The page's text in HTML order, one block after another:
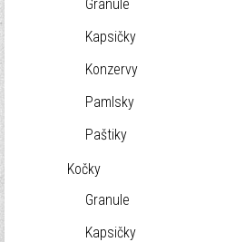
Granule
Kapsičky
Konzervy
Pamlsky
Paštiky
Kočky
Granule
Kapsičky